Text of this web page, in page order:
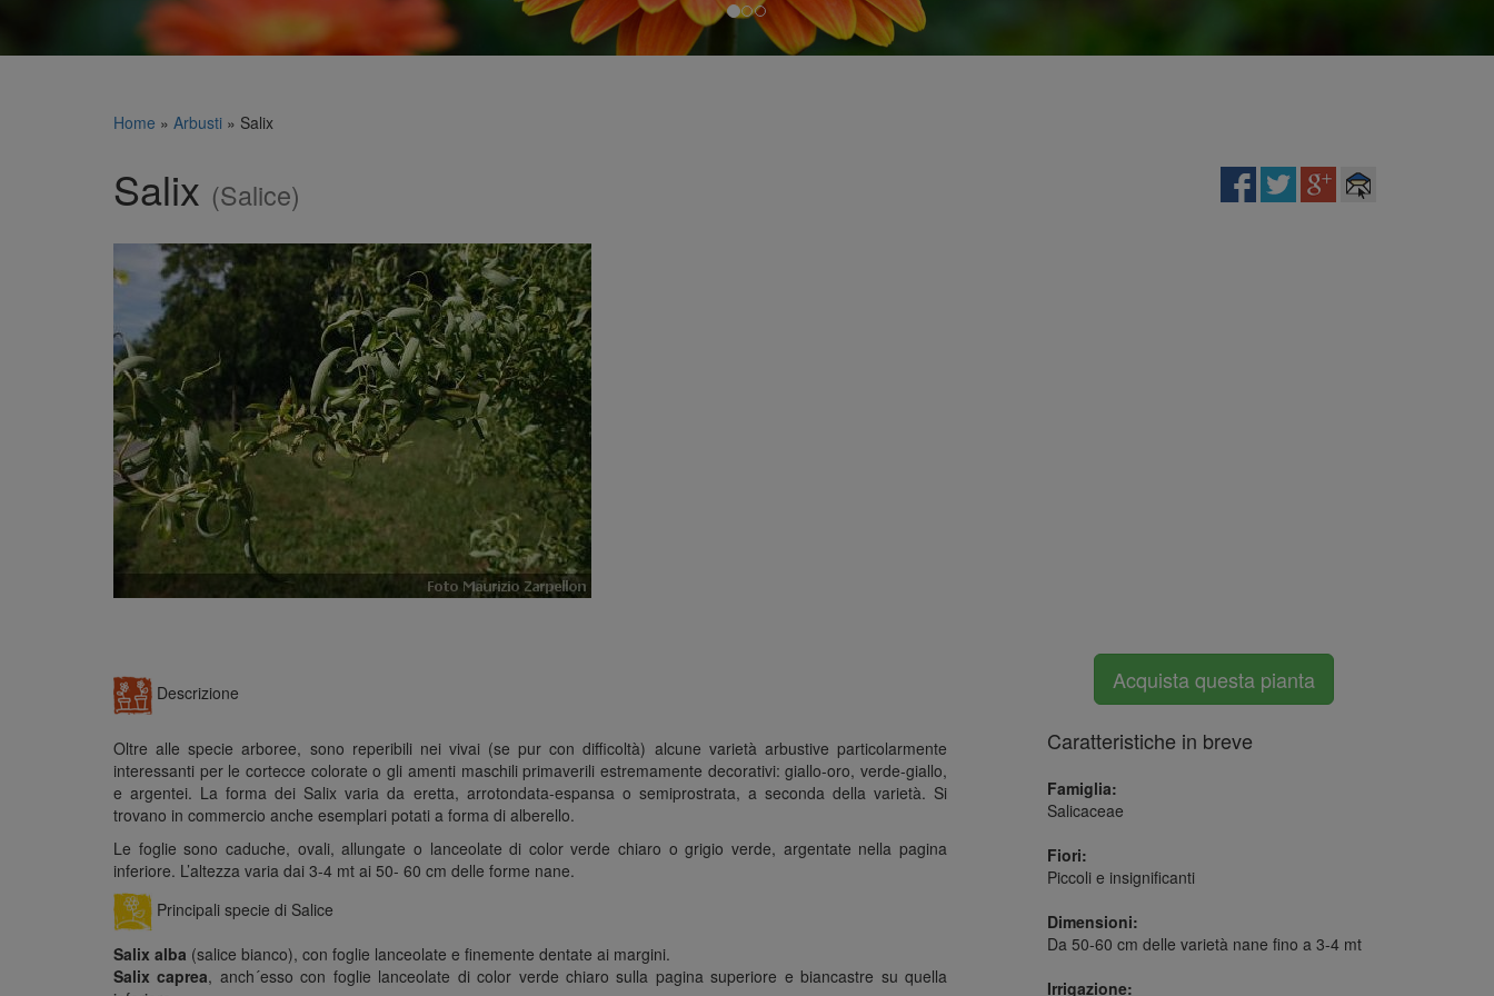
Home » Arbusti » Salix
Salix (Salice)
Descrizione
Oltre alle specie arboree, sono reperibili nei vivai (se pur con difficoltà) alcune varietà arbustive particolarmente
interessanti per le cortecce colorate o gli amenti maschili primaverili estremamente decorativi: giallo-oro, verde-giallo,
e argentei. La forma dei Salix varia da eretta, arrotondata-espansa o semiprostrata, a seconda della varietà. Si
trovano in commercio anche esemplari potati a forma di alberello.
Le foglie sono caduche, ovali, allungate o lanceolate di color verde chiaro o grigio verde, argentate nella pagina
inferiore. L’altezza varia dai 3-4 mt ai 50- 60 cm delle forme nane.
Principali specie di Salice
Salix alba (salice bianco), con foglie lanceolate e finemente dentate ai margini.
Salix caprea, anch´esso con foglie lanceolate di color verde chiaro sulla pagina superiore e biancastre su quella
Acquista questa pianta
Caratteristiche in breve
Famiglia:
Salicaceae
Fiori:
Piccoli e insignificanti
Dimensioni:
Da 50-60 cm delle varietà nane fino a 3-4 mt
Irrigazione: